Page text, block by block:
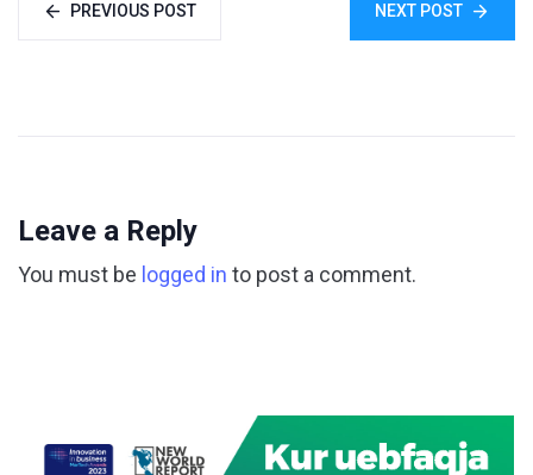
PREVIOUS POST NEXT POST
Leave a Reply
You must be logged in to post a comment.